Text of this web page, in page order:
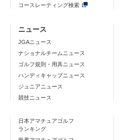
コースレーティング検索
ニュース
JGAニュース
ナショナルチームニュース
ゴルフ規則・用具ニュース
ハンディキャップニュース
ジュニアニュース
競技ニュース
日本アマチュアゴルフ
ランキング